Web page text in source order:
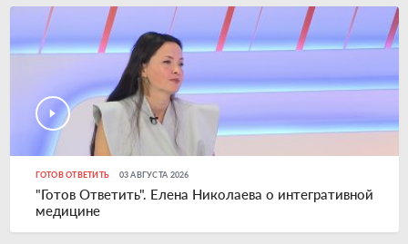
ГОТОВ ОТВЕТИТЬ 03 АВГУСТА 2026
"Готов Ответить". Елена Николаева о интегративной
медицине